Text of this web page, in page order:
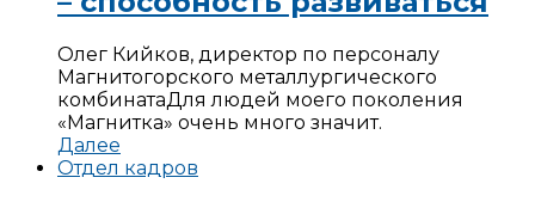
Олег Кийков, директор по персоналу
Магнитогорского металлургического
комбинатаДля людей моего поколения
«Магнитка» очень много значит.
Далее
Отдел кадров